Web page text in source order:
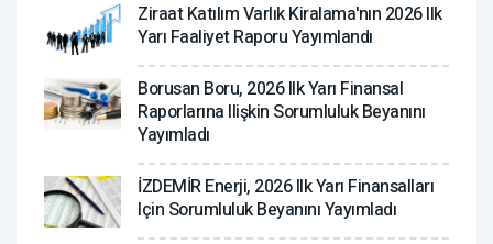
Ziraat Katılım Varlık Kiralama'nın 2026 Ilk
Yarı Faaliyet Raporu Yayımlandı
Borusan Boru, 2026 Ilk Yarı Finansal
Raporlarına Ilişkin Sorumluluk Beyanını
Yayımladı
İZDEMİR Enerji, 2026 Ilk Yarı Finansalları
Için Sorumluluk Beyanını Yayımladı